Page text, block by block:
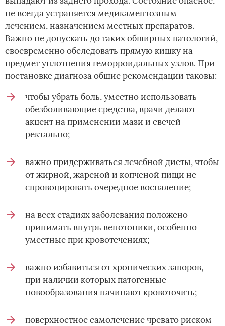
не всегда устраняется медикаментозным
лечением, назначением местных препаратов.
Важно не допускать до таких обширных патологий,
своевременно обследовать прямую кишку на
предмет уплотнения геморроидальных узлов. При
постановке диагноза общие рекомендации таковы:
чтобы убрать боль, уместно использовать
обезболивающие средства, врачи делают
акцент на применении мази и свечей
ректально;
важно придерживаться лечебной диеты, чтобы
от жирной, жареной и копченой пищи не
спровоцировать очередное воспаление;
на всех стадиях заболевания положено
принимать внутрь венотоники, особенно
уместные при кровотечениях;
важно избавиться от хронических запоров,
при наличии которых патогенные
новообразования начинают кровоточить;
поверхностное самолечение чревато риском